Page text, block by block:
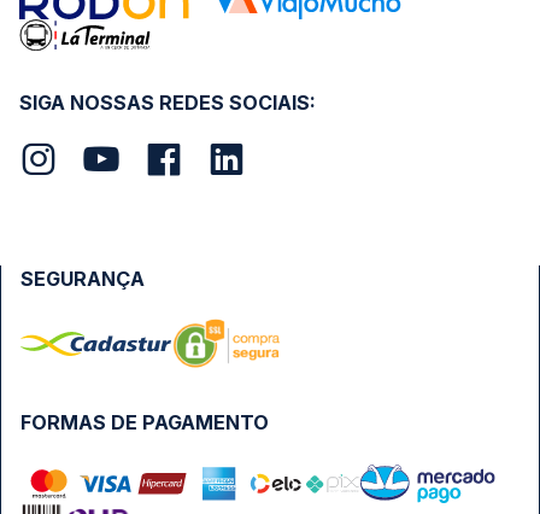
SIGA NOSSAS REDES SOCIAIS:
FORMAS DE PAGAMENTO
SEGURANÇA